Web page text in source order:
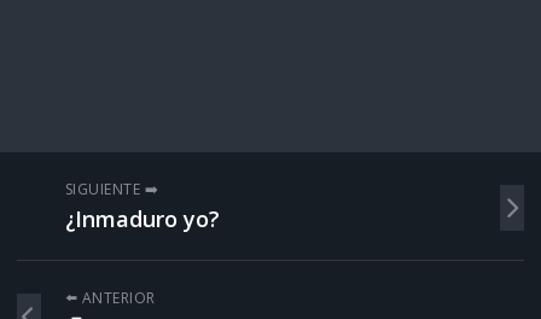
SIGUIENTE ➡️
¿Inmaduro yo?
⬅️ ANTERIOR